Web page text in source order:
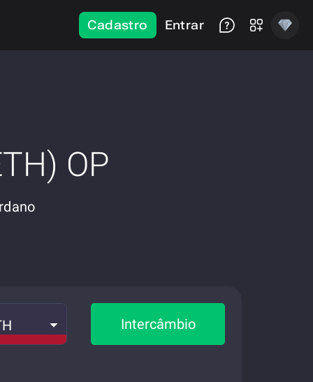
Cadastro Entrar
OP
Intercâmbio